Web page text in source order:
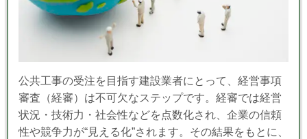
公共工事の受注を目指す建設業者にとって、経営事項
審査（経審）は不可欠なステップです。経審では経営
状況・技術力・社会性などを点数化され、企業の信頼
性や競争力が“見える化”されます。その結果をもとに、